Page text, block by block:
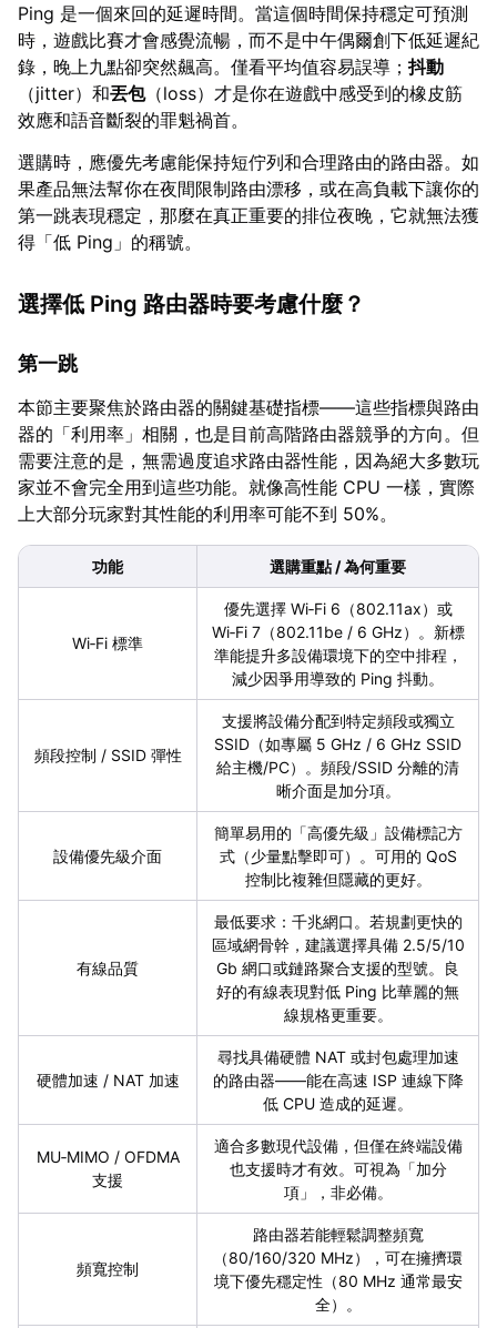
Ping 是一個來回的延遲時間。當這個時間保持穩定可預測
時，遊戲比賽才會感覺流暢，而不是中午偶爾創下低延遲紀
錄，晚上九點卻突然飆高。僅看平均值容易誤導；抖動
（jitter）和丟包（loss）才是你在遊戲中感受到的橡皮筋
效應和語音斷裂的罪魁禍首。
選購時，應優先考慮能保持短佇列和合理路由的路由器。如
果產品無法幫你在夜間限制路由漂移，或在高負載下讓你的
第一跳表現穩定，那麼在真正重要的排位夜晚，它就無法獲
得「低 Ping」的稱號。
選擇低 Ping 路由器時要考慮什麼？
第一跳
本節主要聚焦於路由器的關鍵基礎指標——這些指標與路由
器的「利用率」相關，也是目前高階路由器競爭的方向。但
需要注意的是，無需過度追求路由器性能，因為絕大多數玩
家並不會完全用到這些功能。就像高性能 CPU 一樣，實際
上大部分玩家對其性能的利用率可能不到 50%。
功能 選購重點 / 為何重要
Wi‑Fi 標準
優先選擇 Wi‑Fi 6（802.11ax）或
Wi‑Fi 7（802.11be / 6 GHz）。新標
準能提升多設備環境下的空中排程，
減少因爭用導致的 Ping 抖動。
頻段控制 / SSID 彈性
支援將設備分配到特定頻段或獨立
SSID（如專屬 5 GHz / 6 GHz SSID
給主機/PC）。頻段/SSID 分離的清
晰介面是加分項。
設備優先級介面
簡單易用的「高優先級」設備標記方
式（少量點擊即可）。可用的 QoS
控制比複雜但隱藏的更好。
有線品質
最低要求：千兆網口。若規劃更快的
區域網骨幹，建議選擇具備 2.5/5/10
Gb 網口或鏈路聚合支援的型號。良
好的有線表現對低 Ping 比華麗的無
線規格更重要。
硬體加速 / NAT 加速
尋找具備硬體 NAT 或封包處理加速
的路由器——能在高速 ISP 連線下降
低 CPU 造成的延遲。
MU‑MIMO / OFDMA
支援
適合多數現代設備，但僅在終端設備
也支援時才有效。可視為「加分
項」，非必備。
頻寬控制
路由器若能輕鬆調整頻寬
（80/160/320 MHz），可在擁擠環
境下優先穩定性（80 MHz 通常最安
全）。